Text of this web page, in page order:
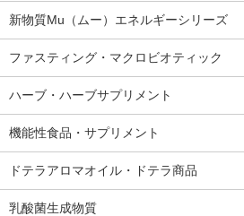
新物質Mu（ムー）エネルギーシリーズ
ファスティング・マクロビオティック
ハーブ・ハーブサプリメント
機能性食品・サプリメント
ドテラアロマオイル・ドテラ商品
乳酸菌生成物質